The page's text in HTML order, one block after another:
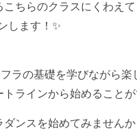
ちらのクラスにくわえて
します！✨
ラの基礎を学びながら楽
ラインから始めること
ンスを始めてみませんか